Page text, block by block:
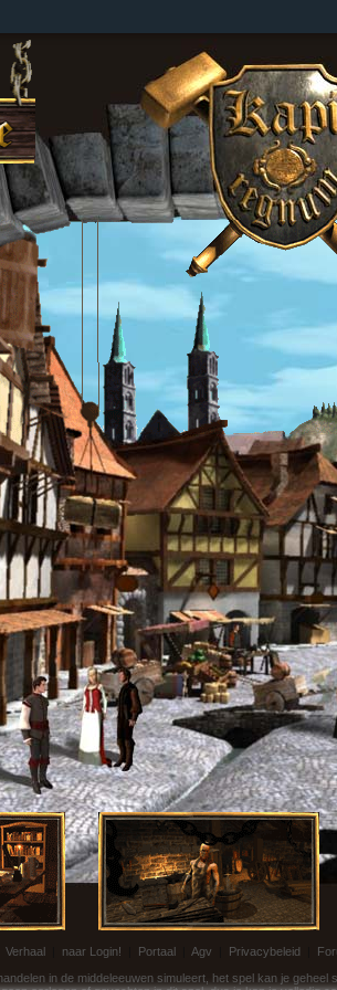
Verhaal naar Login! Portaal Agv Privacybeleid
in de middeleeuwen simuleert, het spel kan je